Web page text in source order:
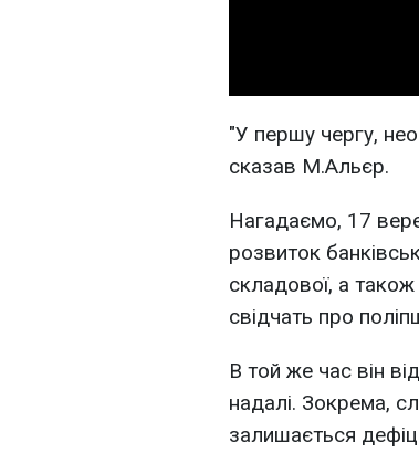
"У першу чергу,
сказав М.Альєр.
Нагадаємо, 17
розвиток
складової, а
свідчать про
В той же час він
надалі. Зокрема,
залишається